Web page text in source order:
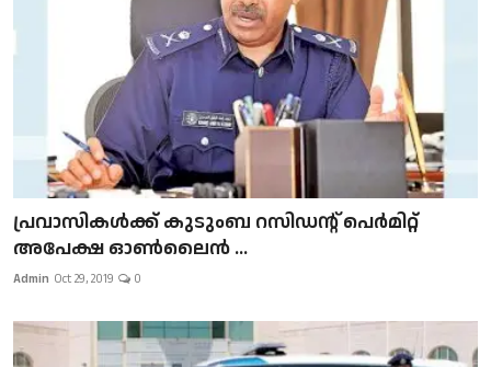
പ്രവാസികള്‍ക്ക് കുടുംബ റസിഡന്റ് പെർമിറ്റ്
അപേക്ഷ ഓൺലൈൻ ...
Admin Oct 29, 2019 0